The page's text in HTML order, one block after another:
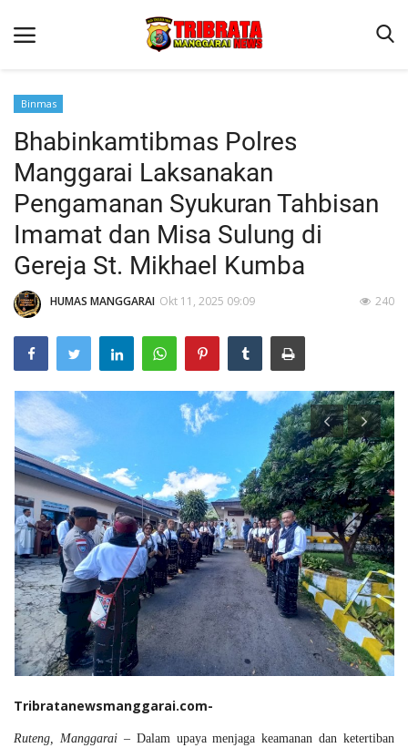
Beranda
Binkam
Kapolres Manggarai Imbau Masyarakat Waspada Cuaca
Kapolres Manggarai Imbau Masyarakat Waspada Cuaca
Reskrim
Lantas
Giat Ops
Polisi Kita
Mitra Polisi
Binmas
Bhabinkamtibmas Polres
Manggarai Laksanakan
Pengamanan Syukuran Tahbisan
Imamat dan Misa Sulung di
Gereja St. Mikhael Kumba
HUMAS MANGGARAI Okt 11, 2025 09:09 240
Tribratanewsmanggarai.com-
Ruteng, Manggarai – Dalam upaya menjaga keamanan dan ketertiban